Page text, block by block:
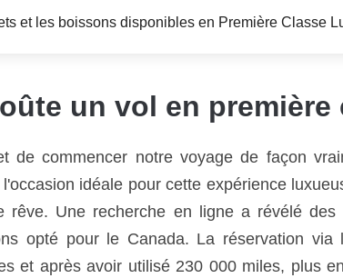
et les boissons disponibles en Première Classe
un vol en
de commencer notre voyage de façon
idéale pour cette expérience
rêve. Une recherche en ligne a révélé
opté pour le Canada. La réservation
et après avoir utilisé 230 000 miles, plus